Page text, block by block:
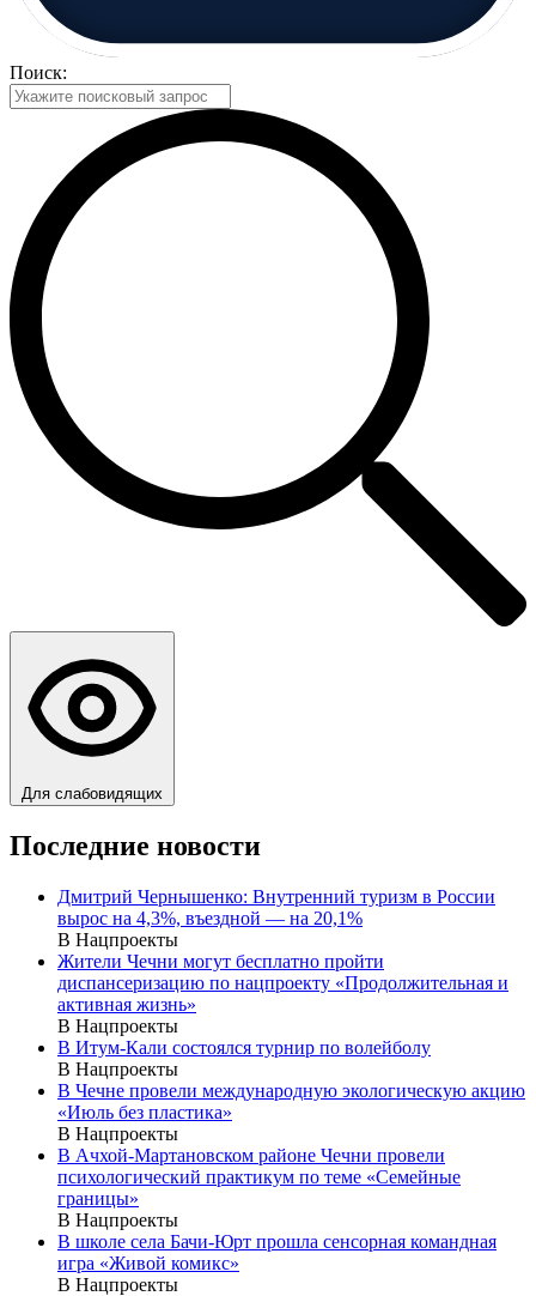
Поиск:
Для слабовидящих
Последние новости
Дмитрий Чернышенко: Внутренний туризм в России
вырос на 4,3%, въездной — на 20,1%
В Нацпроекты
Жители Чечни могут бесплатно пройти
диспансеризацию по нацпроекту «Продолжительная и
активная жизнь»
В Нацпроекты
В Итум-Кали состоялся турнир по волейболу
В Нацпроекты
В Чечне провели международную экологическую акцию
«Июль без пластика»
В Нацпроекты
В Ачхой-Мартановском районе Чечни провели
психологический практикум по теме «Семейные
границы»
В Нацпроекты
В школе села Бачи-Юрт прошла сенсорная командная
игра «Живой комикс»
В Нацпроекты